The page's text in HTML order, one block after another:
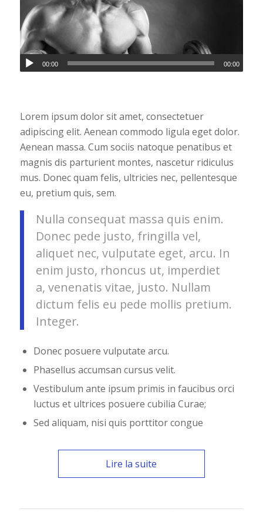
00:00 00:00
Lorem ipsum dolor sit amet, consectetuer
adipiscing elit. Aenean commodo ligula eget dolor.
Aenean massa. Cum sociis natoque penatibus et
magnis dis parturient montes, nascetur ridiculus
mus. Donec quam felis, ultricies nec, pellentesque
eu, pretium quis, sem.
Nulla consequat massa quis enim.
Donec pede justo, fringilla vel,
aliquet nec, vulputate eget, arcu. In
enim justo, rhoncus ut, imperdiet
a, venenatis vitae, justo. Nullam
dictum felis eu pede mollis pretium.
Integer.
Donec posuere vulputate arcu.
Phasellus accumsan cursus velit.
Vestibulum ante ipsum primis in faucibus orci
luctus et ultrices posuere cubilia Curae;
Sed aliquam, nisi quis porttitor congue
Lire la suite